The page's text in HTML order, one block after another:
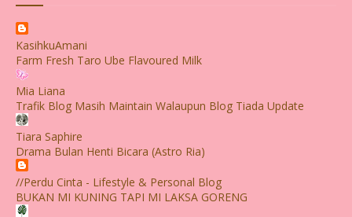
KasihkuAmani
Farm Fresh Taro Ube Flavoured Milk
Mia Liana
Trafik Blog Masih Maintain Walaupun Blog Tiada Update
Tiara Saphire
Drama Bulan Henti Bicara (Astro Ria)
//Perdu Cinta - Lifestyle & Personal Blog
BUKAN MI KUNING TAPI MI LAKSA GORENG